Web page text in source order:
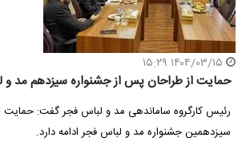
حمایت از طراحان پس از جشنواره سیزدهم مد و
رئیس کارگروه ساماندهی مد و لباس فجر گفت:
سیزدهمین جشنواره مد و لباس فجر ادامه دارد.